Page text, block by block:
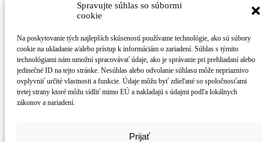
Spravujte súhlas so súbormi
cookie
Na poskytovanie tých najlepších skúseností používame technológie, ako sú súbory
cookie na ukladanie a/alebo prístup k informáciám o zariadení. Súhlas s týmito
technológiami nám umožní spracovávať údaje, ako je správanie pri prehliadaní alebo
jedinečné ID na tejto stránke. Nesúhlas alebo odvolanie súhlasu môže nepriaznivo
ovplyvniť určité vlastnosti a funkcie. Údaje môžu byť zdieľané so spoločnosťami
tretej strany ktoré môžu sídliť mimo EÚ a nakladajú s údajmi podľa lokálnych
zákonov a nariadení.
Prijať
Trenčianska župa
Kultúra
Podcast
Šport
Krimi
Univerzita
Fotogaléria